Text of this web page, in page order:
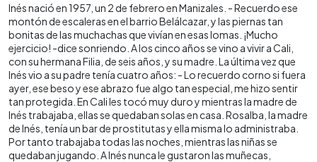
Inés nació en 1957, un 2 de febrero en Manizales. - Recuerdo ese
montón de escaleras en el barrio Belálcazar, y las piernas tan
bonitas de las muchachas que vivían en esas lomas. ¡Mucho
ejercicio! -dice sonriendo. A los cinco años se vino a vivir a Cali,
con su hermana Filia, de seis años, y su madre. La última vez que
Inés vio a su padre tenía cuatro años: - Lo recuerdo corno si fuera
ayer, ese beso y ese abrazo fue algo tan especial, me hizo sentir
tan protegida. En Cali les tocó muy duro y mientras la madre de
Inés trabajaba, ellas se quedaban solas en casa. Rosalba, la madre
de Inés, tenía un bar de prostitutas y ella misma lo administraba.
Por tanto trabajaba todas las noches, mientras las niñas se
quedaban jugando. A Inés nunca le gustaron las muñecas,